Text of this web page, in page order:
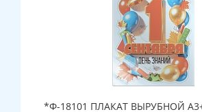
*Ф-18101 ПЛАКАТ ВЫРУБНОЙ